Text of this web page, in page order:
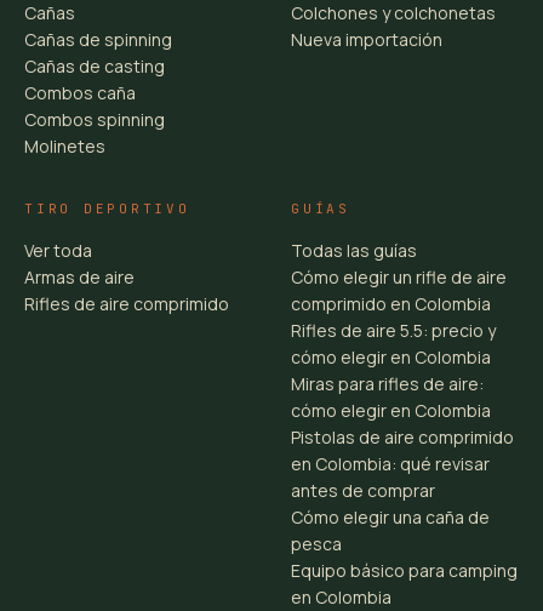
Cañas
Cañas de spinning
Cañas de casting
Combos caña
Combos spinning
Molinetes
Colchones y colchonetas
Nueva importación
TIRO DEPORTIVO
Ver toda
Armas de aire
Rifles de aire comprimido
GUÍAS
Todas las guías
Cómo elegir un rifle de aire
comprimido en Colombia
Rifles de aire 5.5: precio y
cómo elegir en Colombia
Miras para rifles de aire:
cómo elegir en Colombia
Pistolas de aire comprimido
en Colombia: qué revisar
antes de comprar
Cómo elegir una caña de
pesca
Equipo básico para camping
en Colombia